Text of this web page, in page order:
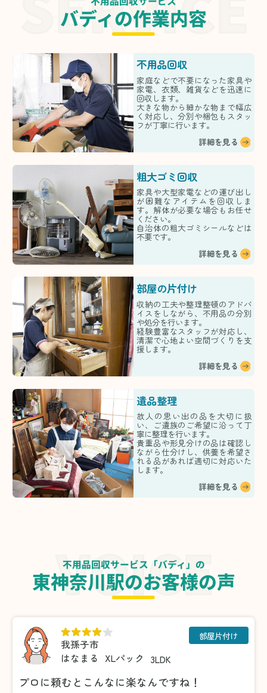
バディの作業内容
不用品回収
家庭などで不要になった家具や
家電、衣類、雑貨などを迅速に
回収します。
大きな物から細かな物まで幅広
く対応し、分別や梱包もスタッ
フが丁寧に行います。
詳細を見る
粗大ゴミ回収
家具や大型家電などの運び出し
が困難なアイテムを回収しま
す。解体が必要な場合もお任せ
ください。
自治体の粗大ゴミシールなどは
不要です。
詳細を見る
部屋の片付け
収納の工夫や整理整頓のアドバ
イスをしながら、不用品の分別
や処分を行います。
経験豊富なスタッフが対応し、
清潔で心地よい空間づくりを支
援します。
詳細を見る
遺品整理
故人の思い出の品を大切に扱
い、ご遺族のご希望に沿って丁
寧に整理を行います。
貴重品や形見分けの品は確認し
ながら仕分けし、供養を希望さ
れる品があれば適切に対応いた
します。
詳細を見る
不用品回収サービス「バディ」の
東神奈川駅のお客様の声
我孫子市
はなまる
XLパック 3LDK
部屋片付け
プロに頼むとこんなに楽なんですね！